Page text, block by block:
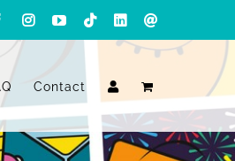
FacebookInstagram
YouTube
TiktokLinkedIn
Contact